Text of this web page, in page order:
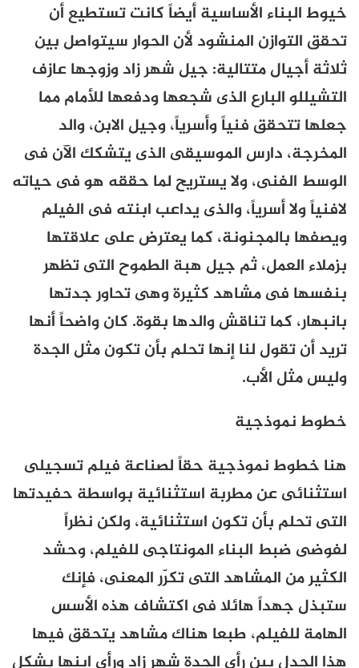
خيوط البناء الأساسية أيضاً كانت تستطيع أن
تحقق التوازن المنشود لأن الحوار سيتواصل بين
ثلاثة أجيال متتالية: جيل شهر زاد وزوجها عازف
التشيللو البارع الذى شجعها ودفعها للأمام مما
جعلها تتحقق فنياً وأسرياً، وجيل الابن، والد
المخرجة، دارس الموسيقى الذى يتشكك الآن فى
الوسط الفنى، ولا يستريح لما حققه هو فى حياته
لافنياً ولا أسرياً، والذى يداعب ابنته فى الفيلم
ويصفها بالمجنونة، كما يعترض على علاقتها
بزملاء العمل، ثم جيل هبة الطموح التى تظهر
بنفسها فى مشاهد كثيرة وهى تحاور جدتها
بانبهار، كما تناقش والدها بقوة. كان واضحاً أنها
تريد أن تقول لنا إنها تحلم بأن تكون مثل الجدة
وليس مثل الأب.
خطوط نموذجية
هنا خطوط نموذجية حقاً لصناعة فيلم تسجيلى
استثنائى عن مطربة استثنائية بواسطة حفيدتها
التى تحلم بأن تكون استثنائية، ولكن نظراً
لفوضى ضبط البناء المونتاجى للفيلم، وحشد
الكثير من المشاهد التى تكرّر المعنى، فإنك
ستبذل جهداً هائلا فى اكتشاف هذه الأسس
الهامة للفيلم، طبعا هناك مشاهد يتحقق فيها